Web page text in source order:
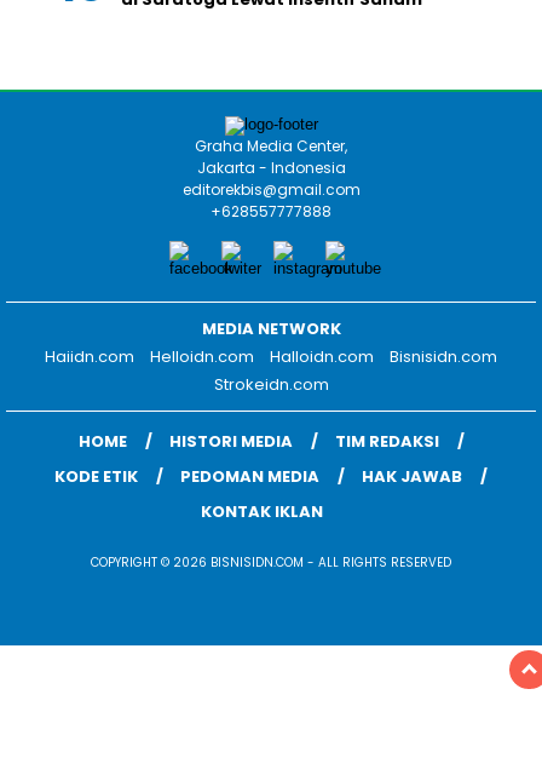
Graha Media Center,
Jakarta - Indonesia
editorekbis@gmail.com
+628557777888
MEDIA NETWORK
Haiidn.com
Helloidn.com Halloidn.com
Bisnisidn.com
Strokeidn.com
HOME HISTORI MEDIA
TIM REDAKSI
KODE ETIK
PEDOMAN MEDIA
HAK JAWAB
KONTAK IKLAN
COPYRIGHT © 2026 BISNISIDN.COM - ALL RIGHTS RESERVED